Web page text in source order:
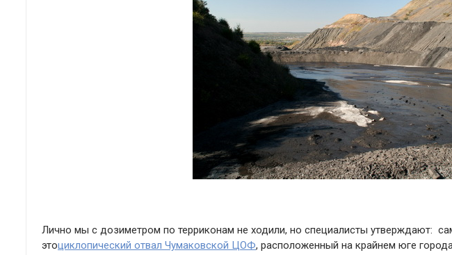
Лично мы с дозиметром по терриконам не ходили, но специалисты утверждают:
этоциклопический отвал Чумаковской ЦОФ, расположенный на крайнем юге